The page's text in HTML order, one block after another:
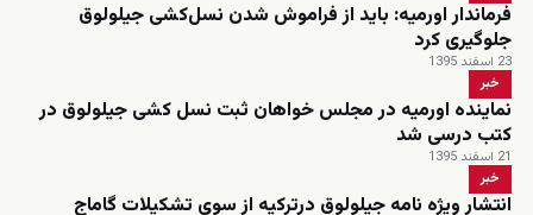
فرماندار اورمیه: باید از فراموش شدن نسل‌کشی جیلولوق
جلوگیری کرد
23 اسفند 1395
خبر
نماینده اورمیه در مجلس خواهان ثبت نسل کشی جیلولوق در
کتب درسی شد
21 اسفند 1395
خبر
انتشار ویژه نامه جیلولوق درترکیه از سوی تشکیلات گاماج